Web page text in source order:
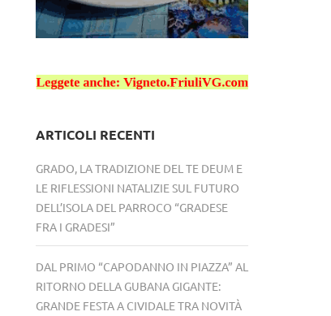
ARTICOLI RECENTI
GRADO, LA TRADIZIONE DEL TE DEUM E
LE RIFLESSIONI NATALIZIE SUL FUTURO
DELL’ISOLA DEL PARROCO “GRADESE
FRA I GRADESI”
DAL PRIMO “CAPODANNO IN PIAZZA” AL
RITORNO DELLA GUBANA GIGANTE:
GRANDE FESTA A CIVIDALE TRA NOVITÀ